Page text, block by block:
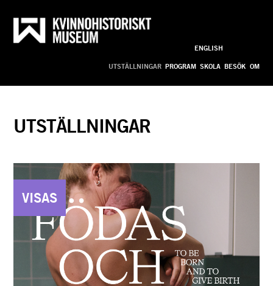
Till innehållet
ENGLISH
UTSTÄLLNINGAR PROGRAM SKOLA BESÖK OM
UTSTÄLLNINGAR
VISAS